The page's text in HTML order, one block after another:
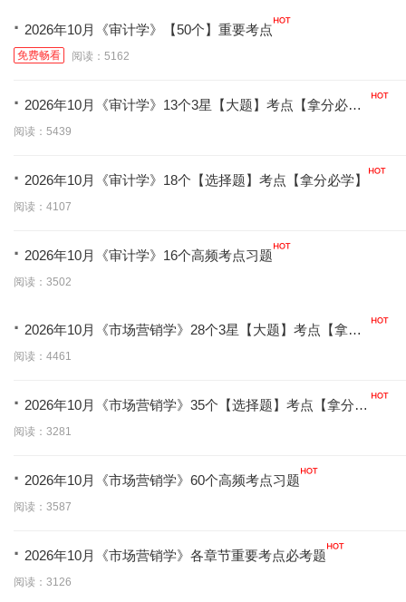
· 2026年10月《审计学》【50个】重要考点
免费畅看 阅读：5162
· 2026年10月《审计学》13个3星【大题】考点【拿分必
背】
阅读：5439
· 2026年10月《审计学》18个【选择题】考点【拿分必学】
阅读：4107
· 2026年10月《审计学》16个高频考点习题
阅读：3502
· 2026年10月《市场营销学》28个3星【大题】考点【拿分
必背】
阅读：4461
· 2026年10月《市场营销学》35个【选择题】考点【拿分必
学】
阅读：3281
· 2026年10月《市场营销学》60个高频考点习题
阅读：3587
· 2026年10月《市场营销学》各章节重要考点必考题
阅读：3126